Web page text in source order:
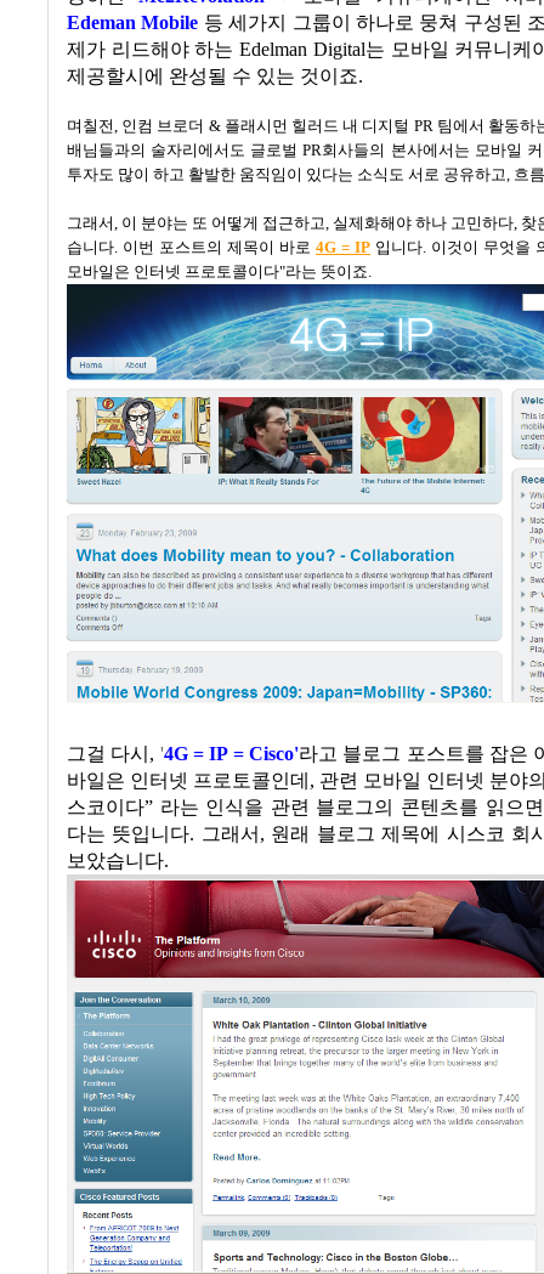
Edeman Mobile 등 세가지 그룹이 하나로 뭉쳐 구성된
제가 리드해야 하는 Edelman Digital는 모바일 커뮤니케
제공할시에 완성될 수 있는 것이죠.
며칠전, 인컴 브로더 & 플래시먼 힐러드 내 디지털 PR 팀에서 활동하
배님들과의 술자리에서도 글로벌 PR회사들의 본사에서는 모바일
투자도 많이 하고 활발한 움직임이 있다는 소식도 서로 공유하고, 흐
그래서 이 분야는 또 어떻게 접근하고, 실제화해야 하나 고민하다 찾
습니다 이번 포스트의 제목이 바로 4G = IP 입니다 이것이 무엇을
모바일은 인터넷 프로토콜이다"라는 뜻이죠.
그걸 다시, '4G = IP = Cisco'라고 블로그 포스트를 잡은
바일은 인터넷 프로토콜인데, 관련 모바일 인터넷 분야
스코이다” 라는 인식을 관련 블로그의 콘텐츠를 읽으
다는 뜻입니다. 그래서, 원래 블로그 제목에 시스코 회
보았습니다.